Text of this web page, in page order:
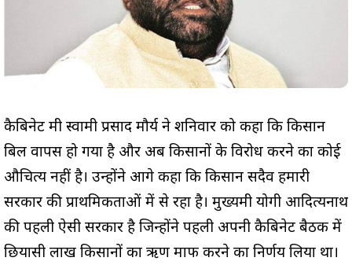
कैबिनेट मंत्री स्वामी प्रसाद मौर्य ने शनिवार को कहा कि किसान
बिल वापस हो गया है और अब किसानों के विरोध करने का कोई
औचित्य नहीं है। उन्होंने आगे कहा कि किसान सदैव हमारी
सरकार की प्राथमिकताओं में से रहा है। मुख्यमंत्री योगी आदित्यनाथ
की पहली ऐसी सरकार है जिन्होंने पहली अपनी कैबिनेट बैठक में
छियासी लाख किसानों का ऋण माफ करने का निर्णय लिया था।